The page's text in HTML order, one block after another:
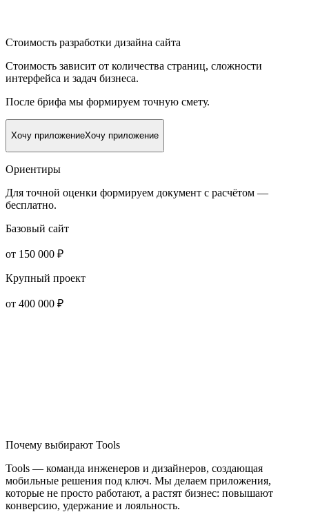
Стоимость разработки дизайна сайта
Стоимость зависит от количества страниц, сложности
интерфейса и задач бизнеса.
После брифа мы формируем точную смету.
Хочу приложениеХочу приложение
Ориентиры
Для точной оценки формируем документ с расчётом —
бесплатно.
Базовый сайт
от 150 000 ₽
Крупный проект
от 400 000 ₽
Почему выбирают Tools
Tools — команда инженеров и дизайнеров, создающая
мобильные решения под ключ. Мы делаем приложения,
которые не просто работают, а растят бизнес: повышают
конверсию, удержание и лояльность.